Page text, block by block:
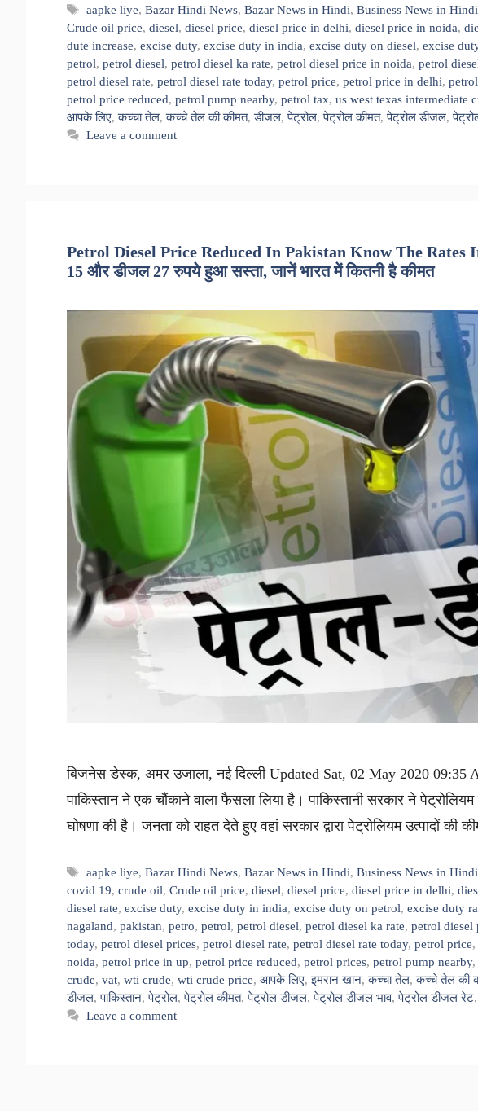
Tags
aapke liye,Bazar Hindi News,Bazar News in Hindi,Business News in Hindi
Crude oil price, diesel, diesel price, diesel price in delhi, diesel price in noida,
dute increase, excise duty, excise duty in india, excise duty on diesel, excise
petrol, petrol diesel, petrol diesel ka rate, petrol diesel price in noida, petrol
petrol diesel rate, petrol diesel rate today, petrol price, petrol price in delhi,
petrol price reduced, petrol pump nearby, petrol tax, us west texas intermediate
आपके लिए,कच्चा तेल,कच्चे तेल की कीमत,डीजल,पेट्रोल,पेट्रोल कीमत,पेट्रोल डीजल,
Leave a comment
Petrol Diesel Price Reduced In Pakistan Know The Rates
15 और डीजल 27 रुपये हुआ सस्ता, जानें भारत में कितनी है कीमत
बिजनेस डेस्क, अमर उजाला, नई दिल्ली Updated Sat, 02 May 2020
पाकिस्तान ने एक चौंकाने वाला फैसला लिया है। पाकिस्तानी सरकार ने पेट्रोलियम
घोषणा की है। जनता को राहत देते हुए वहां सरकार द्वारा पेट्रोलियम उत्पादों की
Tags
aapke liye,Bazar Hindi News,Bazar News in Hindi,Business News in Hindi
covid 19, crude oil, Crude oil price, diesel, diesel price, diesel price in delhi,
diesel rate, excise duty, excise duty in india, excise duty on petrol, excise duty
nagaland, pakistan, petro, petrol, petrol diesel, petrol diesel ka rate, petrol diesel
today, petrol diesel prices, petrol diesel rate, petrol diesel rate today, petrol price,
noida, petrol price in up, petrol price reduced, petrol prices, petrol pump nearby,
crude, vat, wti crude, wti crude price, आपके लिए,इमरान खान,कच्चा तेल,कच्चे तेल की
डीजल,पाकिस्तान,पेट्रोल,पेट्रोल कीमत,पेट्रोल डीजल,पेट्रोल डीजल भाव,पेट्रोल डीजल रेट,
Leave a comment